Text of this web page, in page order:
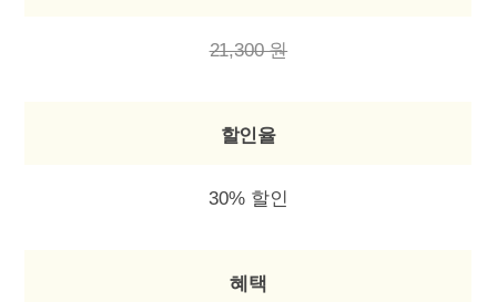
21,300 원
할인율
30% 할인
혜택